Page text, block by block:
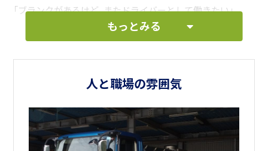
「ブランクがあるけど、またドライバーとして働きたい」
そうお考えの方も、どうぞご安心ください。丸勝運輸には、経
験豊富なベテランドライバーが多数在籍しており、新しい仲
私たちは、安全を最優先に考え、お客様からの信頼を第一に
しています。真面目に業務に取り組める方、チームワークを
大切にできる方、そして何よりも地域社会に貢献したいとい
もっとみる
人と職場の雰囲気